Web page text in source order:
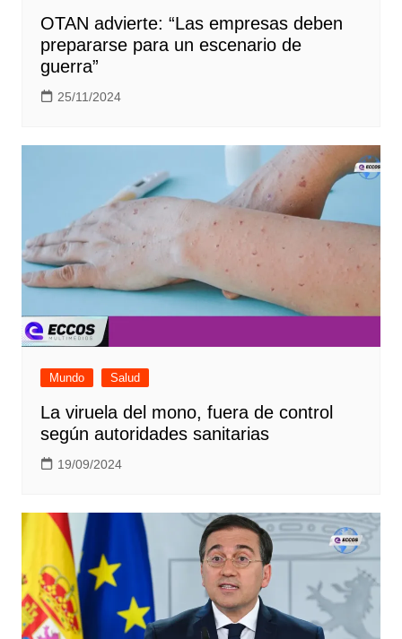
OTAN advierte: “Las empresas deben
prepararse para un escenario de
guerra”
25/11/2024
Mundo Salud
La viruela del mono, fuera de control
según autoridades sanitarias
19/09/2024